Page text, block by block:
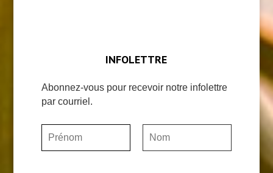
INFOLETTRE
Abonnez-vous pour recevoir notre infolettre
par courriel.